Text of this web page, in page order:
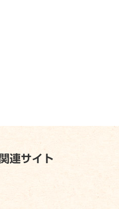
関連サイト